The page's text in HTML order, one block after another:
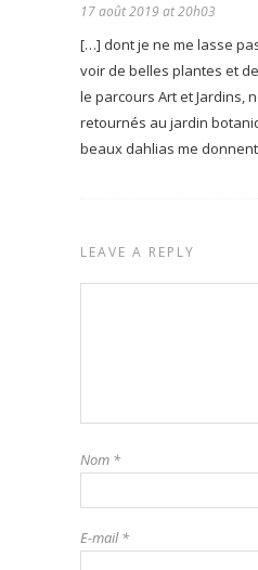
17 août 2019 at 20h03
[…] dont je ne me lasse
voir de belles plantes et
le parcours Art et Jardins,
retournés au jardin
beaux dahlias me
LEAVE A REPLY
Nom *
E-mail*